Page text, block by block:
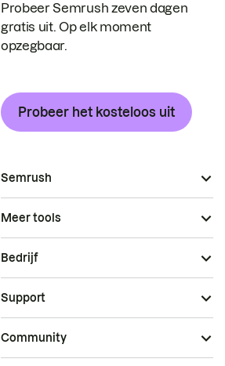
Probeer Semrush zeven dagen
gratis uit. Op elk moment
opzegbaar.
Probeer het kosteloos uit
Semrush
Meer tools
Bedrijf
Support
Community